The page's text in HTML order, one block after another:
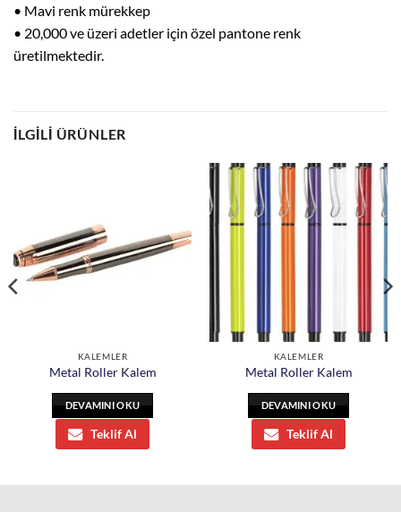
• Mavi renk mürekkep
• 20,000 ve üzeri adetler için özel pantone renk
üretilmektedir.
İLGILI ÜRÜNLER
KALEMLER
Metal Roller Kalem
DEVAMINI OKU
Teklif Al
KALEMLER
Metal Roller Kalem
DEVAMINI OKU
Teklif Al